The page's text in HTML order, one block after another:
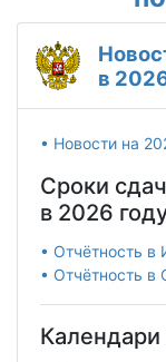
в
• Новости на
Сроки
в 2026
• Отчётность
• Отчётность в
Календари